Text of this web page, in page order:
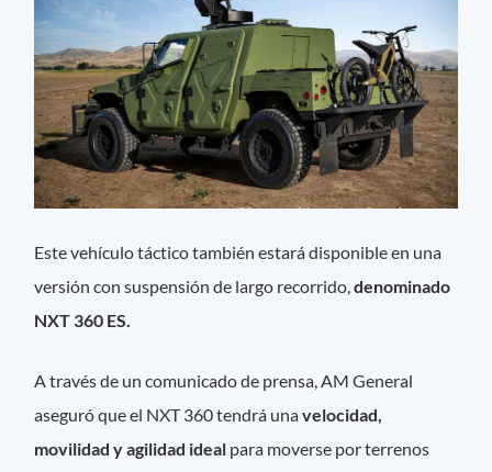
Este vehículo táctico también estará disponible en una
versión con suspensión de largo recorrido,denominado
NXT 360 ES.
A través de un comunicado de prensa, AM General
aseguró que el NXT 360 tendrá unavelocidad,
movilidad y agilidad ideal para moverse por terrenos